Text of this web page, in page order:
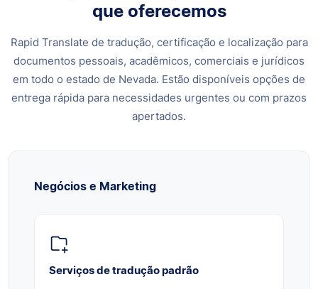
que oferecemos
Rapid Translate de tradução, certificação e localização para
documentos pessoais, acadêmicos, comerciais e jurídicos
em todo o estado de Nevada. Estão disponíveis opções de
entrega rápida para necessidades urgentes ou com prazos
apertados.
Negócios e Marketing
Serviços de tradução padrão